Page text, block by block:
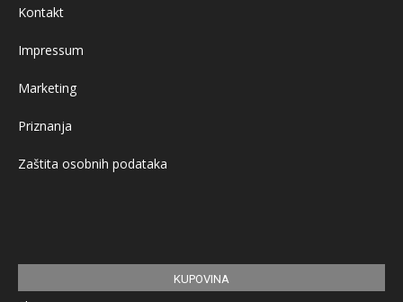
Kontakt
Impressum
Marketing
Priznanja
Zaštita osobnih podataka
KUPOVINA